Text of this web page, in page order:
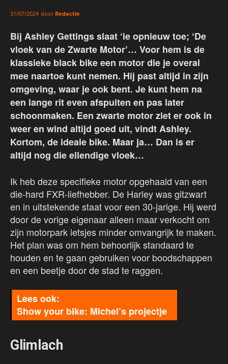
31/07/2024 door Redactie
Bij Ashley Gettings slaat ‘ie opnieuw toe; ‘De
vloek van de Zwarte Motor’… Voor hem is de
klassieke black bike een motor die je overal
mee naartoe kunt nemen. Hij past altijd in zijn
omgeving, waar je ook bent. Je kunt hem na
een lange rit even afspuiten en pas later
schoonmaken. Een zwarte motor ziet er ook in
weer en wind altijd goed uit, vindt Ashley.
Kortom, de ideale bike. Maar ja… Dan is er
altijd nog die ellendige vloek…
Ik heb deze specifieke motor opgehaald van een
die-hard FXR-liefhebber. De Harley was gitzwart
en in uitstekende staat voor een 30-jarige. Hij werd
door de vorige eigenaar alleen maar verkocht om
zijn motorpark ietsjes minder omvangrijk te maken.
Het plan was om hem behoorlijk standaard te
houden en te gaan gebruiken voor boodschappen
en een beetje door de stad te raggen.
Show your bike: Michel’s projectje
Glimlach